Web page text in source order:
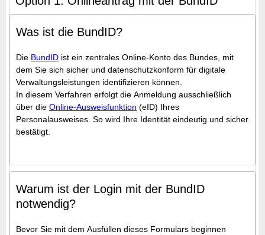
Was ist die BundID?
Die BundID ist ein zentrales Online-Konto des Bundes, mit
dem Sie sich sicher und datenschutzkonform für digitale
Verwaltungsleistungen identifizieren können.
In diesem Verfahren erfolgt die Anmeldung ausschließlich
über die Online-Ausweisfunktion (eID) Ihres
Personalausweises. So wird Ihre Identität eindeutig und sicher
bestätigt.
Warum ist der Login mit der BundID
notwendig?
Bevor Sie mit dem Ausfüllen dieses Formulars beginnen